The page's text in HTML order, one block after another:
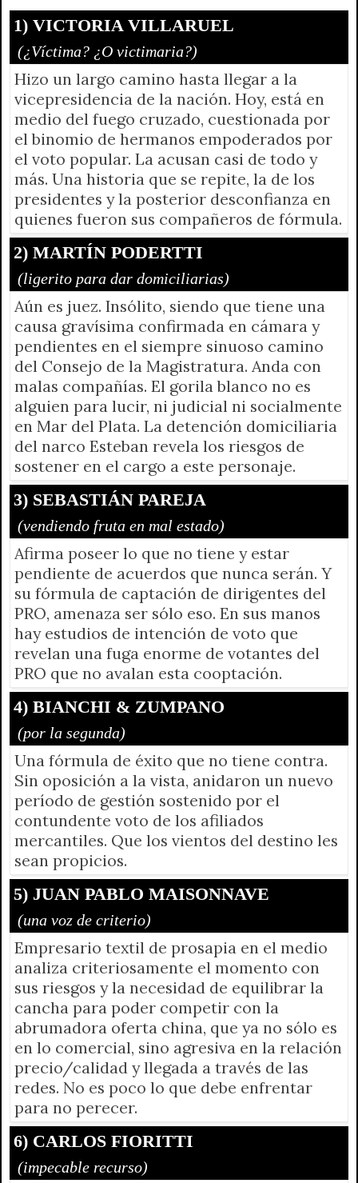
n
y
1) VICTORIA VILLARUEL
(¿Víctima? ¿O victimaria?)
Hizo un largo camino hasta llegar a la
vicepresidencia de la nación. Hoy, está en
medio del fuego cruzado, cuestionada por
el binomio de hermanos empoderados por
el voto popular. La acusan casi de todo y
más. Una historia que se repite, la de los
presidentes y la posterior desconfianza en
quienes fueron sus compañeros de fórmula.
2) MARTÍN PODERTTI
(ligerito para dar domiciliarias)
Aún es juez. Insólito, siendo que tiene una
causa gravísima confirmada en cámara y
pendientes en el siempre sinuoso camino
del Consejo de la Magistratura. Anda con
malas compañías. El gorila blanco no es
alguien para lucir, ni judicial ni socialmente
en Mar del Plata. La detención domiciliaria
del narco Esteban revela los riesgos de
sostener en el cargo a este personaje.
3) SEBASTIÁN PAREJA
(vendiendo fruta en mal estado)
Afirma poseer lo que no tiene y estar
pendiente de acuerdos que nunca serán. Y
su fórmula de captación de dirigentes del
PRO, amenaza ser sólo eso. En sus manos
hay estudios de intención de voto que
revelan una fuga enorme de votantes del
PRO que no avalan esta cooptación.
4) BIANCHI & ZUMPANO
(por la segunda)
Una fórmula de éxito que no tiene contra.
Sin oposición a la vista, anidaron un nuevo
período de gestión sostenido por el
contundente voto de los afiliados
mercantiles. Que los vientos del destino les
sean propicios.
5) JUAN PABLO MAISONNAVE
(una voz de criterio)
Empresario textil de prosapia en el medio
analiza criteriosamente el momento con
sus riesgos y la necesidad de equilibrar la
cancha para poder competir con la
abrumadora oferta china, que ya no sólo es
en lo comercial, sino agresiva en la relación
precio/calidad y llegada a través de las
redes. No es poco lo que debe enfrentar
para no perecer.
6) CARLOS FIORITTI
(impecable recurso)